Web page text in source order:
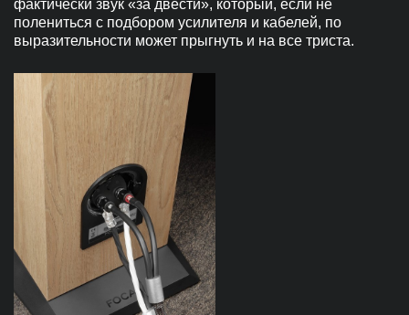
фактически звук «за двести», который, если не
полениться с подбором усилителя и кабелей, по
выразительности может прыгнуть и на все триста.